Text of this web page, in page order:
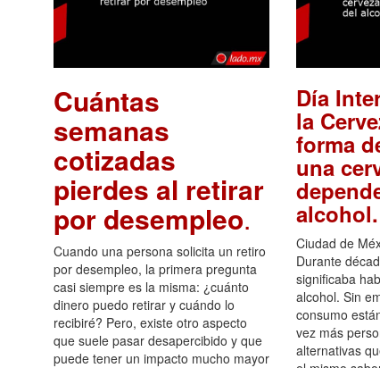
Cuántas
semanas
cotizadas
pierdes al retirar
por desempleo.
Cuando una persona solicita un retiro
por desempleo, la primera pregunta
casi siempre es la misma: ¿cuánto
dinero puedo retirar y cuándo lo
recibiré? Pero, existe otro aspecto
que suele pasar desapercibido y que
puede tener un impacto mucho mayor
Día
la
forma
una
alcohol.
Ciudad de
Durante
significaba
alcohol. Sin
consumo
vez más
alternativas